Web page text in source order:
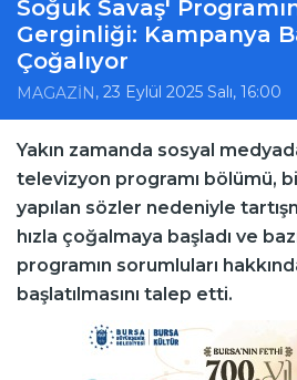
Soğuk Savaş'
Gerginliği: Kampanya
Çoğalıyor
MAGAZİN, 23 Eylül 2025 Salı, 16:00
Yakın zamanda sosyal
televizyon programı bölümü,
yapılan sözler nedeniyle
hızla çoğalmaya başladı ve
programın sorumluları
başlatılmasını talep etti.